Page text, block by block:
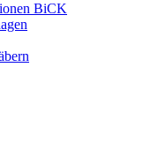
BiCK